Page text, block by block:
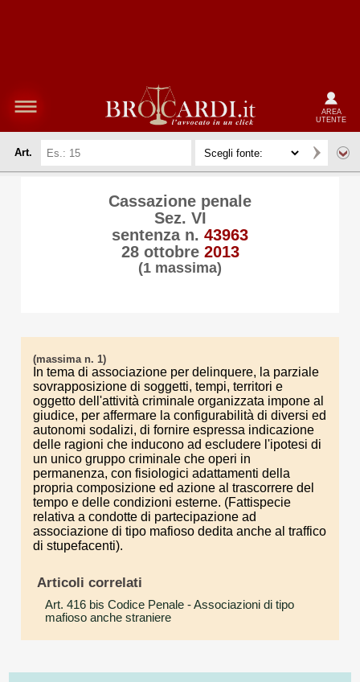
AREA
UTENTE
Art.
Cassazione penale
Sez. VI
sentenza n. 43963
28 ottobre 2013
(1 massima)
(massima n. 1)
In tema di associazione per delinquere, la parziale
sovrapposizione di soggetti, tempi, territori e
oggetto dell'attività criminale organizzata impone al
giudice, per affermare la configurabilità di diversi ed
autonomi sodalizi, di fornire espressa indicazione
delle ragioni che inducono ad escludere l'ipotesi di
un unico gruppo criminale che operi in
permanenza, con fisiologici adattamenti della
propria composizione ed azione al trascorrere del
tempo e delle condizioni esterne. (Fattispecie
relativa a condotte di partecipazione ad
associazione di tipo mafioso dedita anche al traffico
di stupefacenti).
Articoli correlati
Art. 416 bis Codice Penale - Associazioni di tipo
mafioso anche straniere